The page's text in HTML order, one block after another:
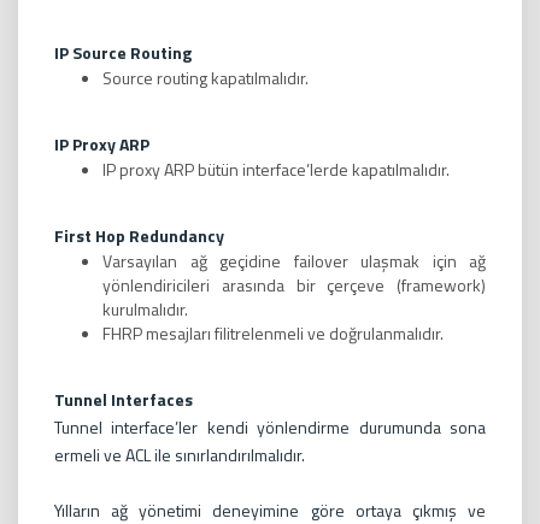
IP Source Routing
Source routing kapatılmalıdır.
IP Proxy ARP
IP proxy ARP bütün interface’lerde kapatılmalıdır.
First Hop Redundancy
Varsayılan ağ geçidine failover ulaşmak için ağ
yönlendiricileri arasında bir çerçeve (framework)
kurulmalıdır.
FHRP mesajları filitrelenmeli ve doğrulanmalıdır.
Tunnel Interfaces
Tunnel interface’ler kendi yönlendirme durumunda sona
ermeli ve ACL ile sınırlandırılmalıdır.
Yılların ağ yönetimi deneyimine göre ortaya çıkmış ve